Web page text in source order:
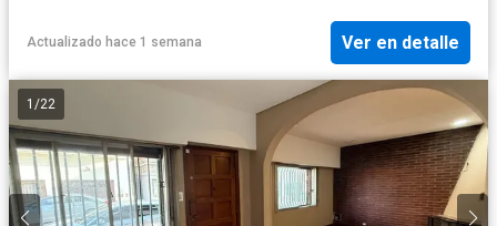
Actualizado hace 1 semana Ver en detalle
1 /22